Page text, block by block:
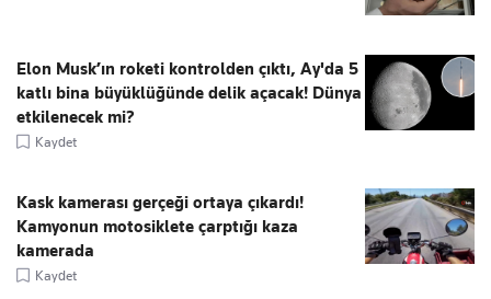
Elon Musk’ın roketi kontrolden çıktı, Ay'da 5
katlı bina büyüklüğünde delik açacak! Dünya
etkilenecek mi?
Kaydet
Kask kamerası gerçeği ortaya çıkardı!
Kamyonun motosiklete çarptığı kaza
kamerada
Kaydet